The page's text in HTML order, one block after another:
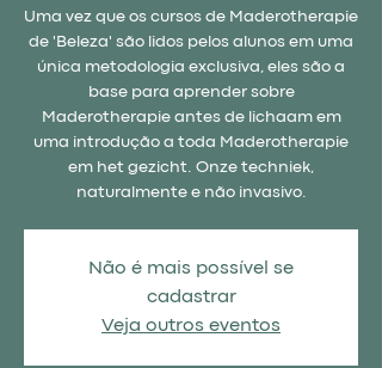
Uma vez que os cursos de Maderotherapie
de 'Beleza' são lidos pelos alunos em uma
única metodologia exclusiva, eles são a
base para aprender sobre
Maderotherapie antes de lichaam em
uma introdução a toda Maderotherapie
em het gezicht. Onze techniek,
naturalmente e não invasivo.
Não é mais possível se
cadastrar
Veja outros eventos